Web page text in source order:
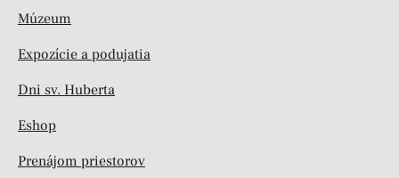
Múzeum
Expozície a podujatia
Dni sv. Huberta
Eshop
Prenájom priestorov